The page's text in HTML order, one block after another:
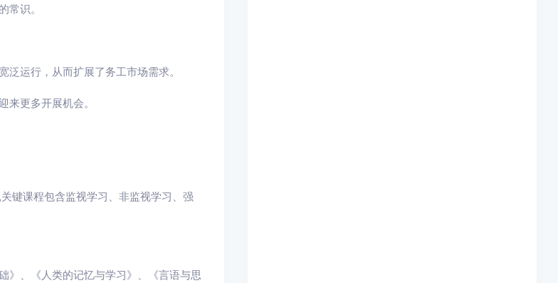
常识。
运行，从而扩展了务工市场需求。
更多开展机会。
键课程包含监视学习、非监视学习、强
》、《人类的记忆与学习》、《言语与思